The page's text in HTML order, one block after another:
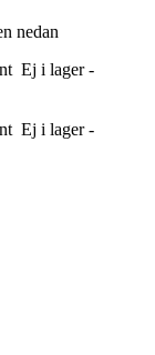
nedan
Ej i lager -
Ej i lager -